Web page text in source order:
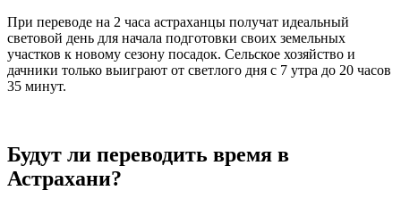
При переводе на 2 часа астраханцы получат идеальный
световой день для начала подготовки своих земельных
участков к новому сезону посадок. Сельское хозяйство и
дачники только выиграют от светлого дня с 7 утра до 20 часов
35 минут.
Будут ли переводить время в
Астрахани?